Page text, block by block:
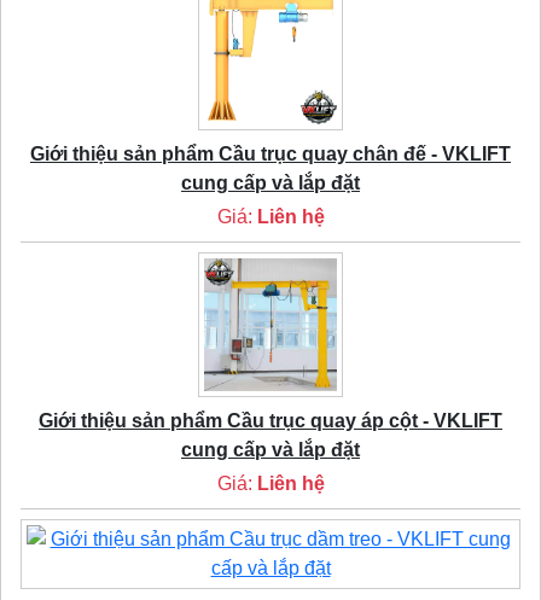
Giới thiệu sản phẩm Cầu trục quay chân đế - VKLIFT
cung cấp và lắp đặt
Giá: Liên hệ
Giới thiệu sản phẩm Cầu trục quay áp cột - VKLIFT
cung cấp và lắp đặt
Giá: Liên hệ